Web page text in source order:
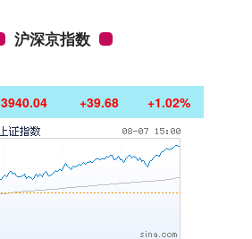
沪深京指数
3940.04 +39.68 +1.02%